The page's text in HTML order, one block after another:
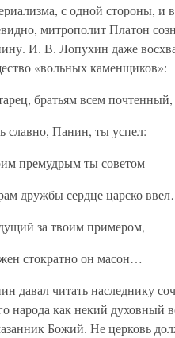
с одной стороны, и
митрополит Платон
И. В. Лопухин даже
«вольных каменщиков»:
братьям всем почтенный,
славно, Панин, ты успел:
премудрым ты советом
дружбы сердце царско
за твоим примером,
стократно он масон…
давал читать наследнику
народа как некий
Божий. Не церковь